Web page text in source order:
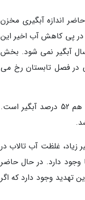
اندازه آبگیری مخزن
که در پی کاهش آب اخیر این
آبگیر نمی شود. بخش
در فصل تابستان رخ می
اشرفی گفت: اکنون 80 تا 83 درصد مخازن شماره دو، سه و چهار آبگیر هستند. مخزن شماره پنج هم 52 درصد آبگیر است.
زیاد، غلظت آب تالاب در
دارد. در حال حاضر
تهدید وجود دارد که اگر